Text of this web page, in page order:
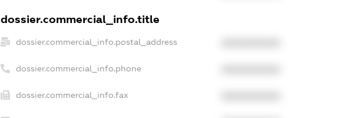
dossier.commercial_info.title
dossier.commercial_info.postal_address
dossier.commercial_info.phone
dossier.commercial_info.fax